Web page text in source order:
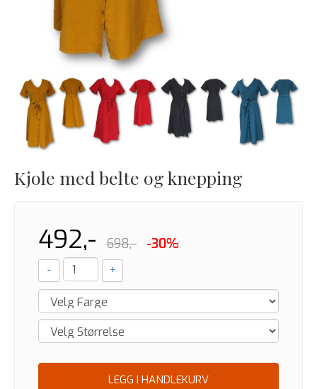
Kjole med belte og knepping
492,- 698,- -30%
- +
LEGG I HANDLEKURV